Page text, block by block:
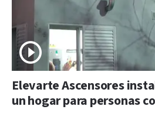
Elevarte Ascensores
un hogar para personas